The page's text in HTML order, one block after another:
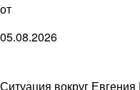
от
05.08.2026
Ситуация вокруг